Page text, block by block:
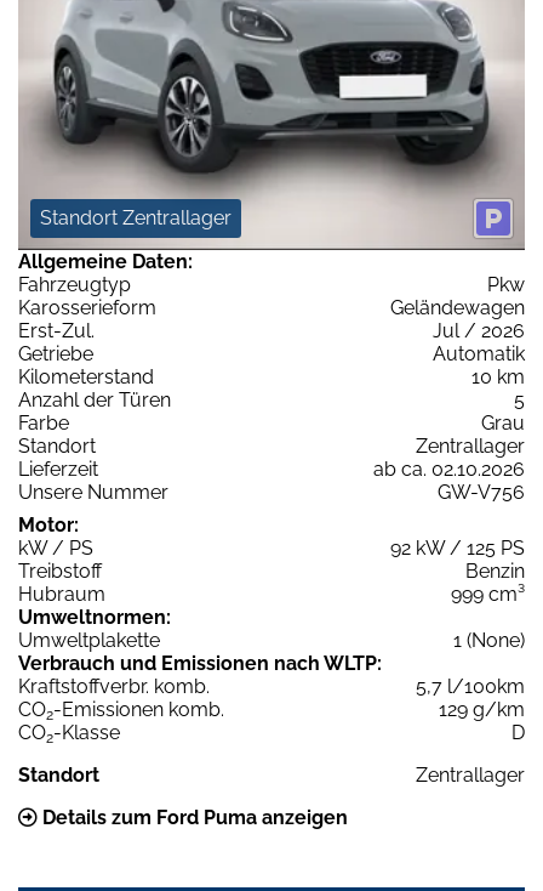
Standort Zentrallager
Allgemeine Daten:
Fahrzeugtyp
Pkw
Karosserieform
Geländewagen
Erst-Zul.
Jul / 2026
Getriebe
Automatik
Kilometerstand
10 km
Anzahl der Türen
5
Farbe
Grau
Standort
Zentrallager
Lieferzeit
ab ca. 02.10.2026
Unsere Nummer
GW-V756
Motor:
kW / PS
92 kW / 125 PS
Treibstoff
Benzin
Hubraum
999 cm³
Umweltnormen:
Umweltplakette
1 (None)
Verbrauch und Emissionen nach WLTP:
Kraftstoffverbr. komb.
5,7 l/100km
CO2-Emissionen komb.
129 g/km
CO2-Klasse
D
Standort
Zentrallager
Details zum Ford Puma anzeigen